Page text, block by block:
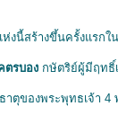
ห่งนี้สร้างขึ้นครั้งแรก
ตรบอง กษัตริย์ผู้มีฤทธิ์
าตุของพระพุทธเจ้า